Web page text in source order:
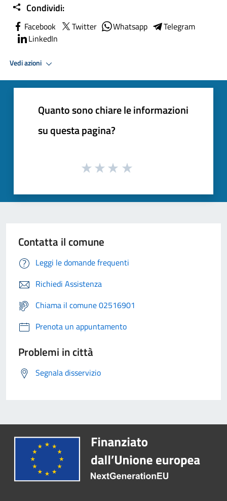
Condividi:
Facebook Twitter Whatsapp
Telegram
LinkedIn
Vedi azioni
Quanto sono chiare le informazioni
su questa pagina?
Contatta il comune
Leggi le domande frequenti
Richiedi Assistenza
Chiama il comune 02516901
Prenota un appuntamento
Problemi in città
Segnala disservizio